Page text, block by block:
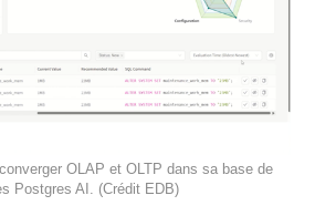
OLAP et OLTP dans sa base de
Postgres AI. (Crédit EDB)